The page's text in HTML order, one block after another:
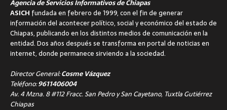
Agencia de Servicios Informativos de Chiapas
ASICH fundada en febrero de 1999, con el fin de generar
información del acontecer político, social y económico del estado de
Chiapas, publicando en los distintos medios de comunicación en la
entidad. Dos años después se transforma en portal de noticias en
internet, donde permanece sirviendo a la sociedad.
Director General:Cosme Vázquez
Teléfono:9611406004
Av. 4 Mzna. 8 #112 Fracc. San Pedro y San Cayetano, Tuxtla Gutiérrez
Chiapas